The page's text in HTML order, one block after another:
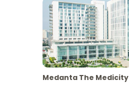
Medanta The Medicity